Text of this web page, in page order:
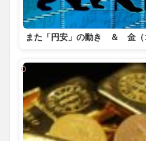
また「円安」の動き ＆ 金（